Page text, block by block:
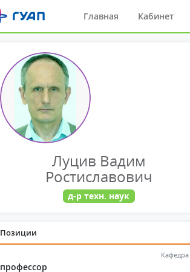
Главная Кабинет
Луцив Вадим
Ростиславович
д-р техн. наук
Позиции
Кафедра
профессор